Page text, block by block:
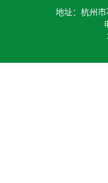
地址：杭州